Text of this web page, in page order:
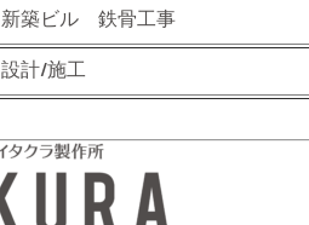
新築ビル 鉄骨工事
設計/施工